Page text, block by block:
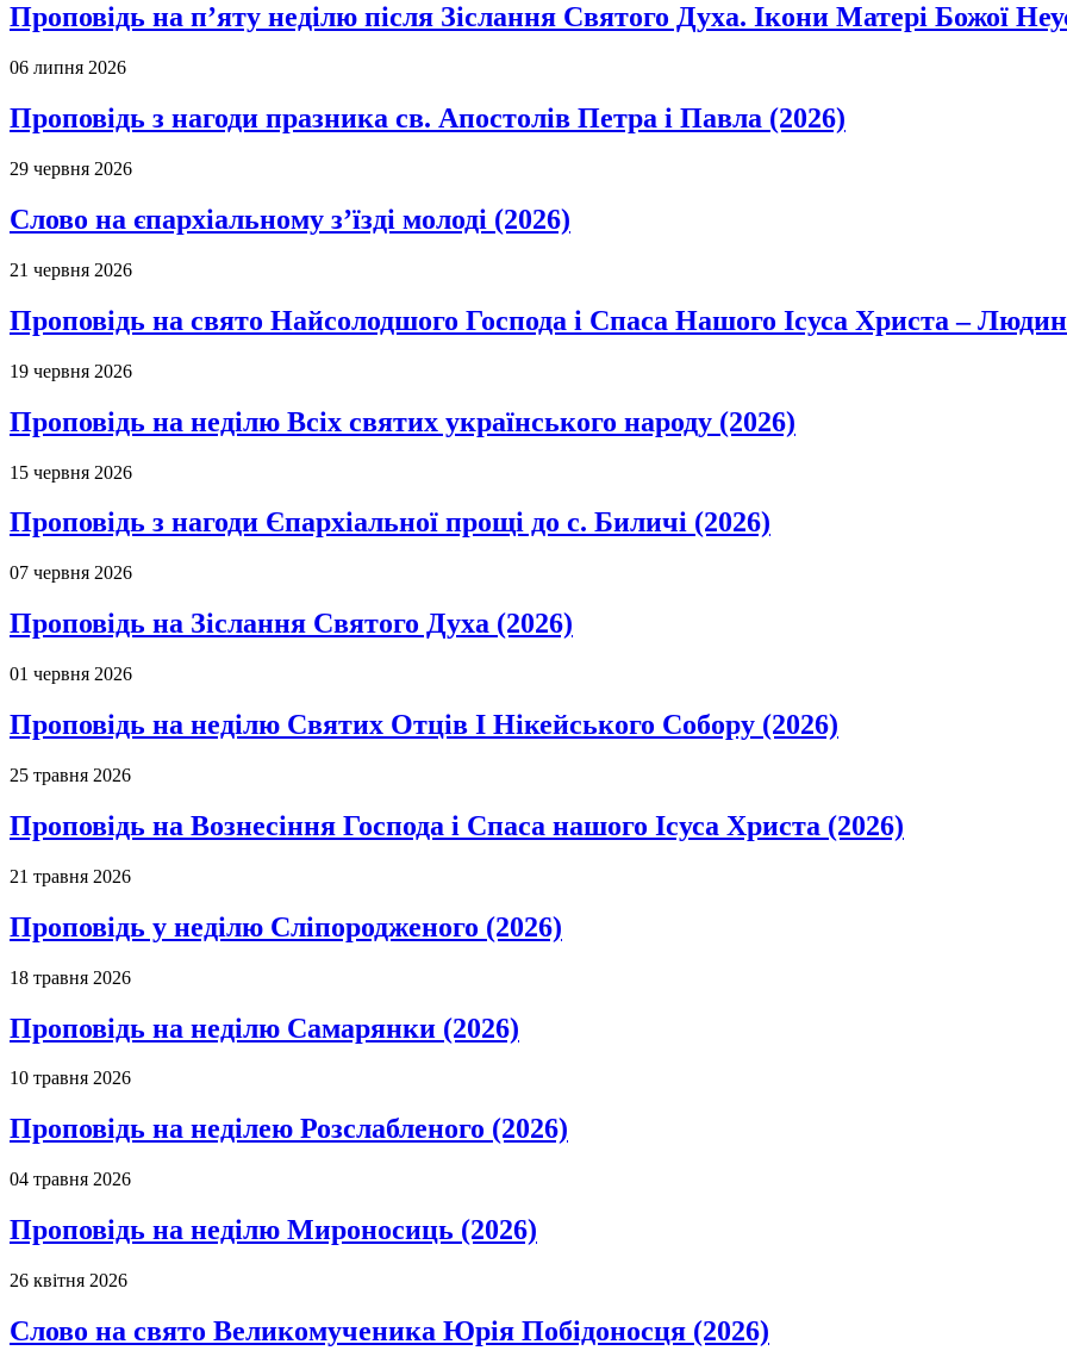
Проповідь на п’яту неділю після Зіслання Святого Духа. Ікони Матері Божої
06 липня 2026
Проповідь з нагоди празника св. Апостолів Петра і Павла (2026)
29 червня 2026
Слово на єпархіальному з’їзді молоді (2026)
21 червня 2026
Проповідь на свято Найсолодшого Господа і Спаса Нашого Ісуса Христа –
19 червня 2026
Проповідь на неділю Всіх святих українського народу (2026)
15 червня 2026
Проповідь з нагоди Єпархіальної прощі до с. Биличі (2026)
07 червня 2026
Проповідь на Зіслання Святого Духа (2026)
01 червня 2026
Проповідь на неділю Святих Отців І Нікейського Собору (2026)
25 травня 2026
Проповідь на Вознесіння Господа і Спаса нашого Ісуса Христа (2026)
21 травня 2026
Проповідь у неділю Сліпородженого (2026)
18 травня 2026
Проповідь на неділю Самарянки (2026)
10 травня 2026
Проповідь на неділею Розслабленого (2026)
04 травня 2026
Проповідь на неділю Мироносиць (2026)
26 квітня 2026
Слово на свято Великомученика Юрія Побідоносця (2026)